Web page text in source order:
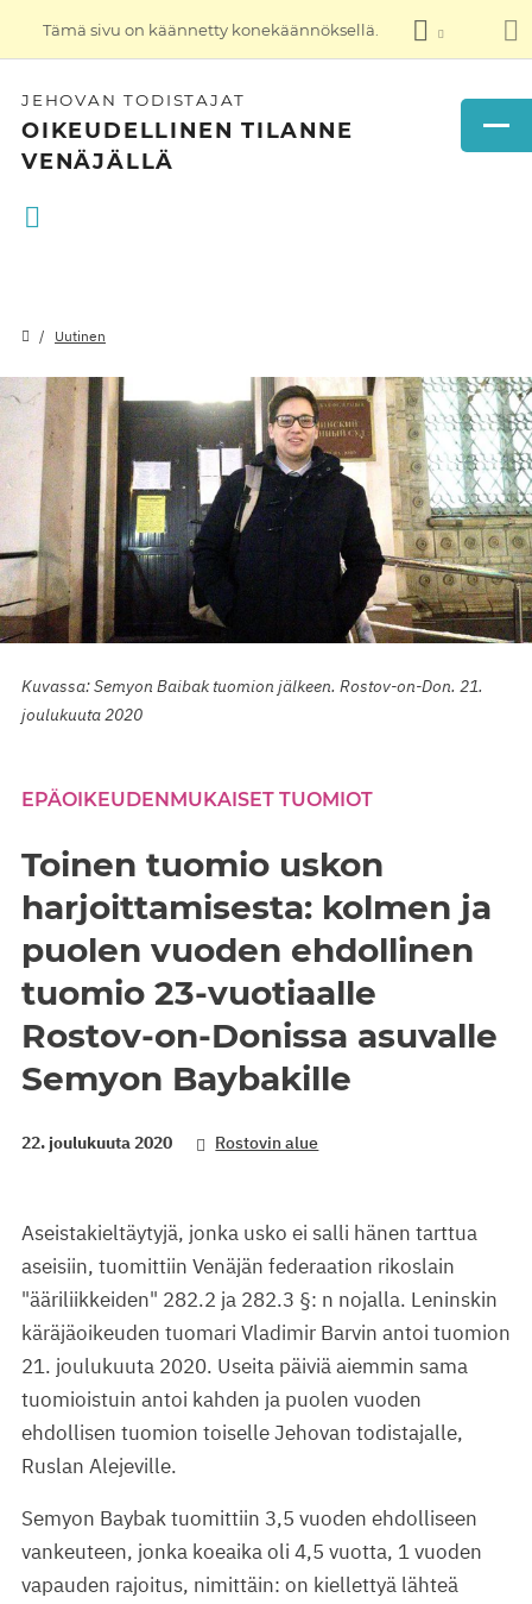
Tämä sivu on käännetty konekäännöksellä.
JEHOVAN TODISTAJAT
OIKEUDELLINEN TILANNE
VENÄJÄLLÄ
Uutinen
Kuvassa: Semyon Baibak tuomion jälkeen. Rostov-on-Don. 21.
joulukuuta 2020
EPÄOIKEUDENMUKAISET TUOMIOT
Toinen tuomio uskon
harjoittamisesta: kolmen ja
puolen vuoden ehdollinen
tuomio 23-vuotiaalle
Rostov-on-Donissa asuvalle
Semyon Baybakille
22. joulukuuta 2020 Rostovin alue
Aseistakieltäytyjä, jonka usko ei salli hänen tarttua
aseisiin, tuomittiin Venäjän federaation rikoslain
"ääriliikkeiden" 282.2 ja 282.3 §: n nojalla. Leninskin
käräjäoikeuden tuomari Vladimir Barvin antoi tuomion
21. joulukuuta 2020. Useita päiviä aiemmin sama
tuomioistuin antoi kahden ja puolen vuoden
ehdollisen tuomion toiselle Jehovan todistajalle,
Ruslan Alejeville.
Semyon Baybak tuomittiin 3,5 vuoden ehdolliseen
vankeuteen, jonka koeaika oli 4,5 vuotta, 1 vuoden
vapauden rajoitus, nimittäin: on kiellettyä lähteä